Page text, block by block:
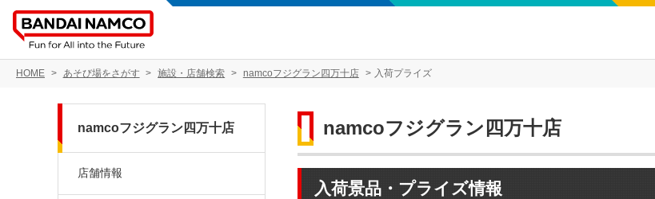
HOME あそび場をさがす 施設・店舗検索 namcoフジグラン四万十店 入荷プライズ
namcoフジグラン四万十店
入荷景品・プライズ情報
namcoフジグラン四万十店
店舗情報